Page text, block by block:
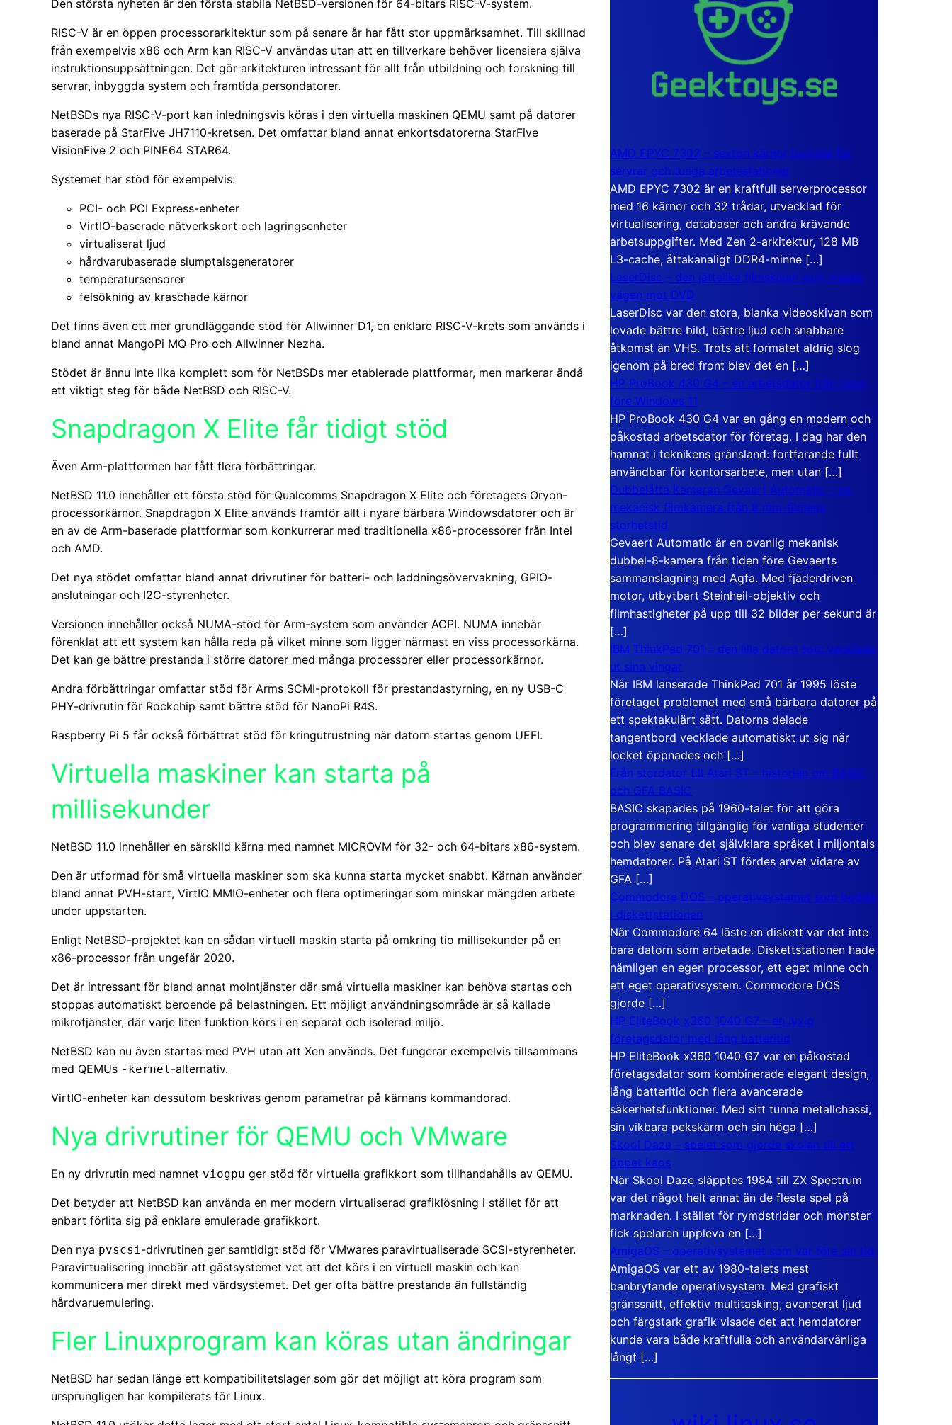
Den största nyheten är den första stabila NetBSD-versionen för 64-bitars RISC-V-system.
RISC-V är en öppen processorarkitektur som på senare år har fått stor uppmärksamhet. Till skillnad
från exempelvis x86 och Arm kan RISC-V användas utan att en tillverkare behöver licensiera själva
instruktionsuppsättningen. Det gör arkitekturen intressant för allt från utbildning och forskning till
servrar, inbyggda system och framtida persondatorer.
NetBSDs nya RISC-V-port kan inledningsvis köras i den virtuella maskinen QEMU samt på datorer
baserade på StarFive JH7110-kretsen. Det omfattar bland annat enkortsdatorerna StarFive
VisionFive 2 och PINE64 STAR64.
Systemet har stöd för exempelvis:
PCI- och PCI Express-enheter
VirtIO-baserade nätverkskort och lagringsenheter
virtualiserat ljud
hårdvarubaserade slumptalsgeneratorer
temperatursensorer
felsökning av kraschade kärnor
Det finns även ett mer grundläggande stöd för Allwinner D1, en enklare RISC-V-krets som används i
bland annat MangoPi MQ Pro och Allwinner Nezha.
Stödet är ännu inte lika komplett som för NetBSDs mer etablerade plattformar, men markerar ändå
ett viktigt steg för både NetBSD och RISC-V.
Snapdragon X Elite får tidigt stöd
Även Arm-plattformen har fått flera förbättringar.
NetBSD 11.0 innehåller ett första stöd för Qualcomms Snapdragon X Elite och företagets Oryon-
processorkärnor. Snapdragon X Elite används framför allt i nyare bärbara Windowsdatorer och är
en av de Arm-baserade plattformar som konkurrerar med traditionella x86-processorer från Intel
och AMD.
Det nya stödet omfattar bland annat drivrutiner för batteri- och laddningsövervakning, GPIO-
anslutningar och I2C-styrenheter.
Versionen innehåller också NUMA-stöd för Arm-system som använder ACPI. NUMA innebär
förenklat att ett system kan hålla reda på vilket minne som ligger närmast en viss processorkärna.
Det kan ge bättre prestanda i större datorer med många processorer eller processorkärnor.
Andra förbättringar omfattar stöd för Arms SCMI-protokoll för prestandastyrning, en ny USB-C
PHY-drivrutin för Rockchip samt bättre stöd för NanoPi R4S.
Raspberry Pi 5 får också förbättrat stöd för kringutrustning när datorn startas genom UEFI.
Virtuella maskiner kan starta på
millisekunder
NetBSD 11.0 innehåller en särskild kärna med namnet MICROVM för 32- och 64-bitars x86-system.
Den är utformad för små virtuella maskiner som ska kunna starta mycket snabbt. Kärnan använder
bland annat PVH-start, VirtIO MMIO-enheter och flera optimeringar som minskar mängden arbete
under uppstarten.
Enligt NetBSD-projektet kan en sådan virtuell maskin starta på omkring tio millisekunder på en
x86-processor från ungefär 2020.
Det är intressant för bland annat molntjänster där små virtuella maskiner kan behöva startas och
stoppas automatiskt beroende på belastningen. Ett möjligt användningsområde är så kallade
mikrotjänster, där varje liten funktion körs i en separat och isolerad miljö.
NetBSD kan nu även startas med PVH utan att Xen används. Det fungerar exempelvis tillsammans
med QEMUs -kernel-alternativ.
VirtIO-enheter kan dessutom beskrivas genom parametrar på kärnans kommandorad.
Nya drivrutiner för QEMU och VMware
En ny drivrutin med namnet viogpu ger stöd för virtuella grafikkort som tillhandahålls av QEMU.
Det betyder att NetBSD kan använda en mer modern virtualiserad grafiklösning i stället för att
enbart förlita sig på enklare emulerade grafikkort.
Den nya pvscsi-drivrutinen ger samtidigt stöd för VMwares paravirtualiserade SCSI-styrenheter.
Paravirtualisering innebär att gästsystemet vet att det körs i en virtuell maskin och kan
kommunicera mer direkt med värdsystemet. Det ger ofta bättre prestanda än fullständig
hårdvaruemulering.
Fler Linuxprogram kan köras utan ändringar
NetBSD har sedan länge ett kompatibilitetslager som gör det möjligt att köra program som
ursprungligen har kompilerats för Linux.
AMD EPYC 7302 – sexton kärnor byggda för
servrar och tunga arbetsstationer
AMD EPYC 7302 är en kraftfull serverprocessor
med 16 kärnor och 32 trådar, utvecklad för
virtualisering, databaser och andra krävande
arbetsuppgifter. Med Zen 2-arkitektur, 128 MB
L3-cache, åttakanaligt DDR4-minne […]
LaserDisc – den jättelika filmskivan som visade
vägen mot DVD
LaserDisc var den stora, blanka videoskivan som
lovade bättre bild, bättre ljud och snabbare
åtkomst än VHS. Trots att formatet aldrig slog
igenom på bred front blev det en […]
HP ProBook 430 G4 – en arbetsdator från tiden
före Windows 11
HP ProBook 430 G4 var en gång en modern och
påkostad arbetsdator för företag. I dag har den
hamnat i teknikens gränsland: fortfarande fullt
användbar för kontorsarbete, men utan […]
Dubbelåtta Kameran Gevaert Automatic – en
mekanisk filmkamera från 8 mm-filmens
storhetstid
Gevaert Automatic är en ovanlig mekanisk
dubbel-8-kamera från tiden före Gevaerts
sammanslagning med Agfa. Med fjäderdriven
motor, utbytbart Steinheil-objektiv och
filmhastigheter på upp till 32 bilder per sekund är
[…]
IBM ThinkPad 701 – den lilla datorn som vecklade
ut sina vingar
När IBM lanserade ThinkPad 701 år 1995 löste
företaget problemet med små bärbara datorer på
ett spektakulärt sätt. Datorns delade
tangentbord vecklade automatiskt ut sig när
locket öppnades och […]
Från stordator till Atari ST – historien om BASIC
och GFA BASIC
BASIC skapades på 1960-talet för att göra
programmering tillgänglig för vanliga studenter
och blev senare det självklara språket i miljontals
hemdatorer. På Atari ST fördes arvet vidare av
GFA […]
Commodore DOS – operativsystemet som bodde
i diskettstationen
När Commodore 64 läste en diskett var det inte
bara datorn som arbetade. Diskettstationen hade
nämligen en egen processor, ett eget minne och
ett eget operativsystem. Commodore DOS
gjorde […]
HP EliteBook x360 1040 G7 – en lyxig
företagsdator med lång batteritid
HP EliteBook x360 1040 G7 var en påkostad
företagsdator som kombinerade elegant design,
lång batteritid och flera avancerade
säkerhetsfunktioner. Med sitt tunna metallchassi,
sin vikbara pekskärm och sin höga […]
Skool Daze – spelet som gjorde skolan till ett
öppet kaos
När Skool Daze släpptes 1984 till ZX Spectrum
var det något helt annat än de flesta spel på
marknaden. I stället för rymdstrider och monster
fick spelaren uppleva en […]
AmigaOS – operativsystemet som var före sin tid
AmigaOS var ett av 1980-talets mest
banbrytande operativsystem. Med grafiskt
gränssnitt, effektiv multitasking, avancerat ljud
och färgstark grafik visade det att hemdatorer
kunde vara både kraftfulla och användarvänliga
långt […]